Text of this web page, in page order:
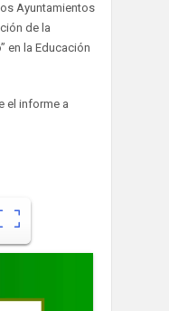
Ayuntamientos
de la
en la Educación
el informe a